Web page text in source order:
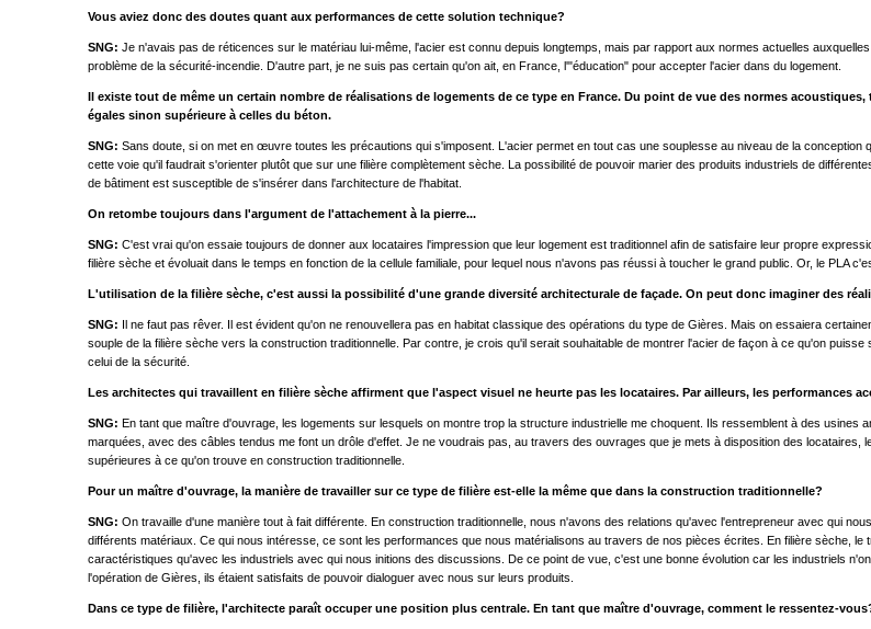
Vous aviez donc des doutes quant aux performances de cette solution technique?
SNG: Je n'avais pas de réticences sur le matériau lui-même, l'acier est connu depuis longtemps, mais par rapport aux normes actuelles
problème de la sécurité-incendie. D'autre part, je ne suis pas certain qu'on ait, en France, l'"éducation" pour accepter l'acier dans du logement.
Il existe tout de même un certain nombre de réalisations de logements de ce type en France. Du point de vue des normes
égales sinon supérieure à celles du béton.
SNG: Sans doute, si on met en œuvre toutes les précautions qui s'imposent. L'acier permet en tout cas une souplesse au niveau de la
cette voie qu'il faudrait s'orienter plutôt que sur une filière complètement sèche. La possibilité de pouvoir marier des produits industriels de
de bâtiment est susceptible de s'insérer dans l'architecture de l'habitat.
On retombe toujours dans l'argument de l'attachement à la pierre...
SNG: C'est vrai qu'on essaie toujours de donner aux locataires l'impression que leur logement est traditionnel afin de satisfaire leur propre
filière sèche et évoluait dans le temps en fonction de la cellule familiale, pour lequel nous n'avons pas réussi à toucher le grand public. Or, le PLA
L'utilisation de la filière sèche, c'est aussi la possibilité d'une grande diversité architecturale de façade. On peut donc imaginer des
SNG: Il ne faut pas rêver. Il est évident qu'on ne renouvellera pas en habitat classique des opérations du type de Gières. Mais on essaiera
souple de la filière sèche vers la construction traditionnelle. Par contre, je crois qu'il serait souhaitable de montrer l'acier de façon à ce qu'on
celui de la sécurité.
Les architectes qui travaillent en filière sèche affirment que l'aspect visuel ne heurte pas les locataires. Par ailleurs, les performances
SNG: En tant que maître d'ouvrage, les logements sur lesquels on montre trop la structure industrielle me choquent. Ils ressemblent à des
marquées, avec des câbles tendus me font un drôle d'effet. Je ne voudrais pas, au travers des ouvrages que je mets à disposition des
supérieures à ce qu'on trouve en construction traditionnelle.
Pour un maître d'ouvrage, la manière de travailler sur ce type de filière est-elle la même que dans la construction traditionnelle?
SNG: On travaille d'une manière tout à fait différente. En construction traditionnelle, nous n'avons des relations qu'avec l'entrepreneur avec qui
différents matériaux. Ce qui nous intéresse, ce sont les performances que nous matérialisons au travers de nos pièces écrites. En filière sèche,
caractéristiques qu'avec les industriels avec qui nous initions des discussions. De ce point de vue, c'est une bonne évolution car les industriels
l'opération de Gières, ils étaient satisfaits de pouvoir dialoguer avec nous sur leurs produits.
Dans ce type de filière, l'architecte paraît occuper une position plus centrale. En tant que maître d'ouvrage, comment le ressentez-